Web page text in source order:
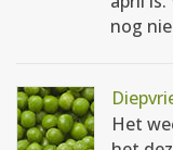
nog
Het